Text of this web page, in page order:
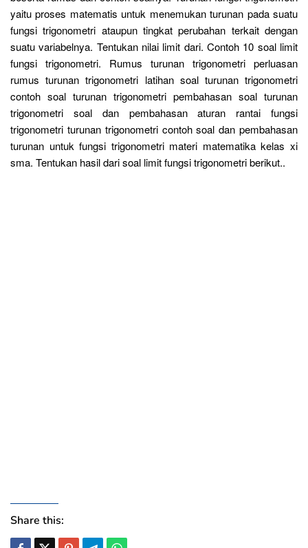
yaitu proses matematis untuk menemukan turunan pada suatu
fungsi trigonometri ataupun tingkat perubahan terkait dengan
suatu variabelnya. Tentukan nilai limit dari. Contoh 10 soal limit
fungsi trigonometri. Rumus turunan trigonometri perluasan
rumus turunan trigonometri latihan soal turunan trigonometri
contoh soal turunan trigonometri pembahasan soal turunan
trigonometri soal dan pembahasan aturan rantai fungsi
trigonometri turunan trigonometri contoh soal dan pembahasan
turunan untuk fungsi trigonometri materi matematika kelas xi
sma. Tentukan hasil dari soal limit fungsi trigonometri berikut..
Share this: